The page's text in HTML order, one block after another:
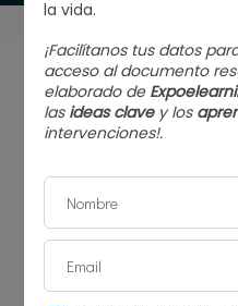
Trabajar como docente de
profesionalidad implica un
y el desarrollo de
ya ejerces esta profesión,
Tabla de contenidos